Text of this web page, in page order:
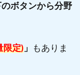
ボタンから分野
限定) 」
もありま